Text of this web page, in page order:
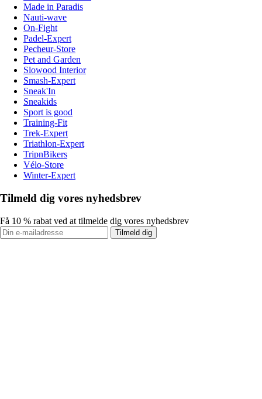
Made in Paradis
Nauti-wave
On-Fight
Padel-Expert
Pecheur-Store
Pet and Garden
Slowood Interior
Smash-Expert
Sneak'In
Sneakids
Sport is good
Training-Fit
Trek-Expert
Triathlon-Expert
TripnBikers
Vélo-Store
Winter-Expert
Tilmeld dig vores nyhedsbrev
Få 10 % rabat ved at tilmelde dig vores nyhedsbrev
Tilmeld dig